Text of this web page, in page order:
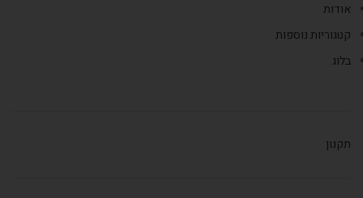
אודות
קטגוריות נוספות
בלוג
תקנון